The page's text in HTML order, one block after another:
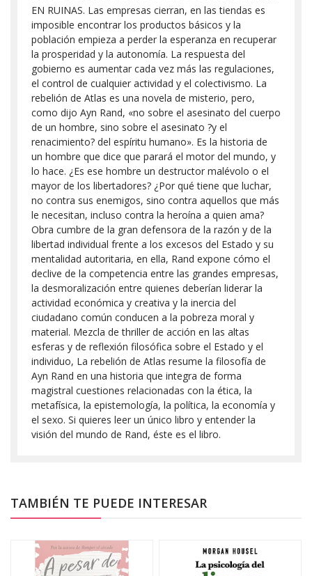
EN RUINAS. Las empresas cierran, en las tiendas es
imposible encontrar los productos básicos y la
población empieza a perder la esperanza en recuperar
la prosperidad y la autonomía. La respuesta del
gobierno es aumentar cada vez más las regulaciones,
el control de cualquier actividad y el colectivismo. La
rebelión de Atlas es una novela de misterio, pero,
como dijo Ayn Rand, «no sobre el asesinato del cuerpo
de un hombre, sino sobre el asesinato ?y el
renacimiento? del espíritu humano». Es la historia de
un hombre que dice que parará el motor del mundo, y
lo hace. ¿Es ese hombre un destructor malévolo o el
mayor de los libertadores? ¿Por qué tiene que luchar,
no contra sus enemigos, sino contra aquellos que más
le necesitan, incluso contra la heroína a quien ama?
Obra cumbre de la gran defensora de la razón y de la
libertad individual frente a los excesos del Estado y su
mentalidad autoritaria, en ella, Rand expone cómo el
declive de la competencia entre las grandes empresas,
la desmoralización entre quienes deberían liderar la
actividad económica y creativa y la inercia del
ciudadano común conducen a la pobreza moral y
material. Mezcla de thriller de acción en las altas
esferas y de reflexión filosófica sobre el Estado y el
individuo, La rebelión de Atlas resume la filosofía de
Ayn Rand en una historia que integra de forma
magistral cuestiones relacionadas con la ética, la
metafísica, la epistemología, la política, la economía y
el sexo. Si quieres leer un único libro y entender la
visión del mundo de Rand, éste es el libro.
TAMBIÉN TE PUEDE INTERESAR